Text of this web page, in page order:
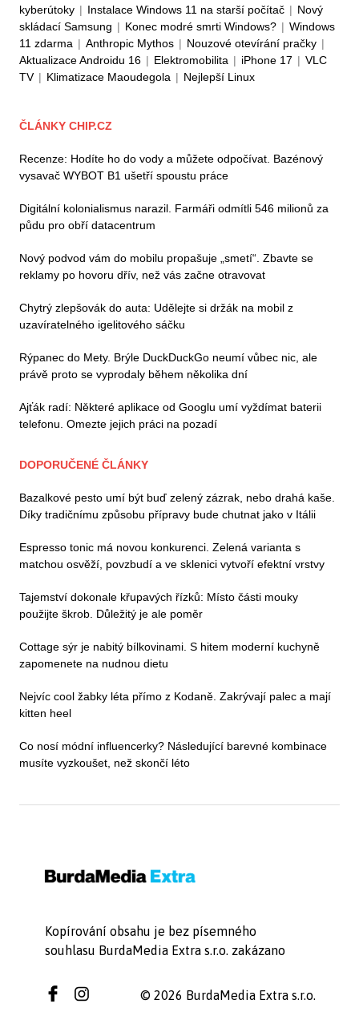
kyberútoky | Instalace Windows 11 na starší počítač | Nový
skládací Samsung | Konec modré smrti Windows? | Windows
11 zdarma | Anthropic Mythos | Nouzové otevírání pračky |
Aktualizace Androidu 16 | Elektromobilita | iPhone 17 | VLC
TV | Klimatizace Maoudegola | Nejlepší Linux
ČLÁNKY CHIP.CZ
Recenze: Hodíte ho do vody a můžete odpočívat. Bazénový
vysavač WYBOT B1 ušetří spoustu práce
Digitální kolonialismus narazil. Farmáři odmítli 546 milionů za
půdu pro obří datacentrum
Nový podvod vám do mobilu propašuje „smetí“. Zbavte se
reklamy po hovoru dřív, než vás začne otravovat
Chytrý zlepšovák do auta: Udělejte si držák na mobil z
uzavíratelného igelitového sáčku
Rýpanec do Mety. Brýle DuckDuckGo neumí vůbec nic, ale
právě proto se vyprodaly během několika dní
Ajťák radí: Některé aplikace od Googlu umí vyždímat baterii
telefonu. Omezte jejich práci na pozadí
DOPORUČENÉ ČLÁNKY
Bazalkové pesto umí být buď zelený zázrak, nebo drahá kaše.
Díky tradičnímu způsobu přípravy bude chutnat jako v Itálii
Espresso tonic má novou konkurenci. Zelená varianta s
matchou osvěží, povzbudí a ve sklenici vytvoří efektní vrstvy
Tajemství dokonale křupavých řízků: Místo části mouky
použijte škrob. Důležitý je ale poměr
Cottage sýr je nabitý bílkovinami. S hitem moderní kuchyně
zapomenete na nudnou dietu
Nejvíc cool žabky léta přímo z Kodaně. Zakrývají palec a mají
kitten heel
Co nosí módní influencerky? Následující barevné kombinace
musíte vyzkoušet, než skončí léto
Kopírování obsahu je bez písemného
souhlasu BurdaMedia Extra s.r.o. zakázano
© 2026 BurdaMedia Extra s.r.o.